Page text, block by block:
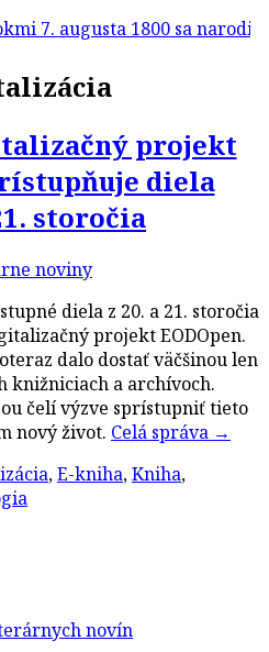
7. augusta 1800 sa narodil
projekt
diela
storočia
noviny
diela z 20. a 21. storočia
projekt EODOpen.
dalo dostať väčšinou len
knižniciach a archívoch.
čelí výzve sprístupniť tieto
nový život. Celá správa →
,E-kniha,Kniha,